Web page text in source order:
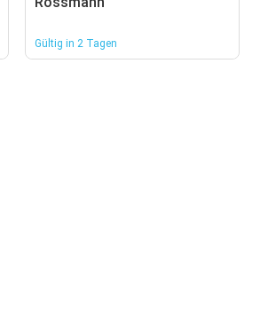
Gültig in 2 Tagen